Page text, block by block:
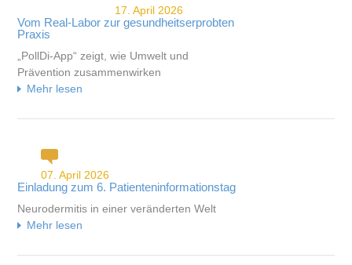
17. April 2026
Vom Real-Labor zur gesundheitserprobten
Praxis
„PollDi-App“ zeigt, wie Umwelt und
Prävention zusammenwirken
Mehr lesen
07. April 2026
Einladung zum 6. Patienteninformationstag
Neurodermitis in einer veränderten Welt
Mehr lesen